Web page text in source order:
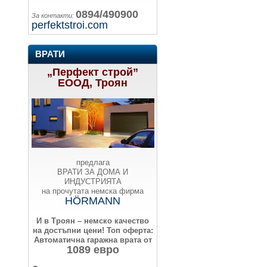
За контакти: 0894/490900
perfektstroi.com
ВРАТИ
„Перфект строй”
ЕООД, Троян
предлага
ВРАТИ ЗА ДОМА И
ИНДУСТРИЯТА
на прочутата немска фирма
HÖRMANN
И в Троян – немско качество
на достъпни цени! Топ оферта:
Автоматична гаражна врата от
1089 евро